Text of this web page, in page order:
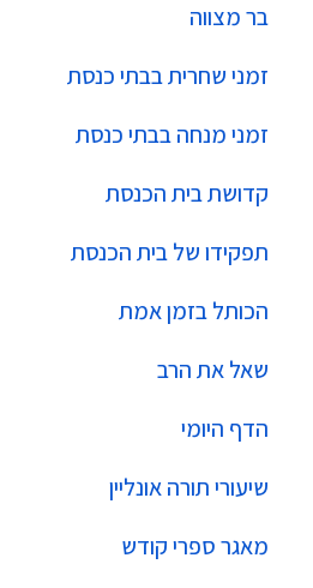
בר מצווה
זמני שחרית בבתי כנסת
זמני מנחה בבתי כנסת
קדושת בית הכנסת
תפקידו של בית הכנסת
הכותל בזמן אמת
שאל את הרב
הדף היומי
שיעורי תורה אונליין
מאגר ספרי קודש